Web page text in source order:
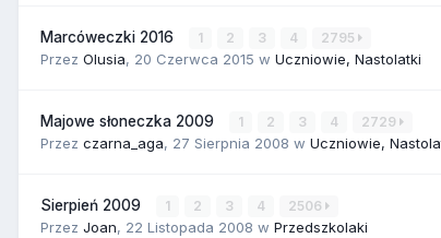
Marcóweczki 2016 1 2 3 4 2795
Przez Olusia, 20 Czerwca 2015 w Uczniowie, Nastolatki
Majowe słoneczka 2009 1 2 3 4 2729
Przez czarna_aga, 27 Sierpnia 2008 w Uczniowie,
Sierpień 2009 1 2 3 4 2506
Przez Joan, 22 Listopada 2008 w Przedszkolaki